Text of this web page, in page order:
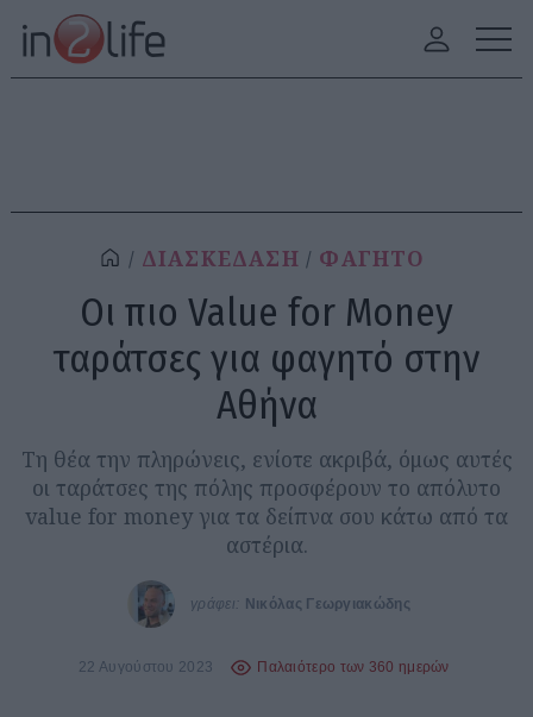
ΔΙΑΣΚΕΔΑΣΗ ΦΑΓΗΤΟ
Οι πιο Value for Money
ταράτσες για φαγητό στην
Αθήνα
Τη θέα την πληρώνεις, ενίοτε ακριβά, όμως αυτές
οι ταράτσες της πόλης προσφέρουν το απόλυτο
value for money για τα δείπνα σου κάτω από τα
αστέρια.
γράφει: Νικόλας Γεωργιακώδης
22 Αυγούστου 2023 Παλαιότερο των 360 ημερών